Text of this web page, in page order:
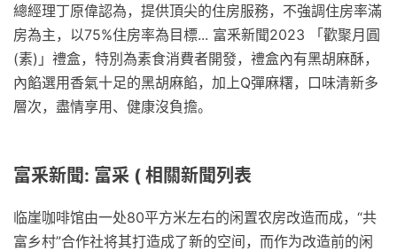
總經理丁原偉認為，提供頂尖的住房服務，不強調住房率滿
房為主，以75%住房率為目標... 富釆新聞2023 「歡聚月圓
(素)」禮盒，特別為素食消費者開發，禮盒內有黑胡麻酥，
內餡選用香氣十足的黑胡麻餡，加上Q彈麻糬，口味清新多
層次，盡情享用、健康沒負擔。
富釆新聞: 富采 ( 相關新聞列表
临崖咖啡馆由一处80平方米左右的闲置农房改造而成，“共
富乡村”合作社将其打造成了新的空间，而作为改造前的闲